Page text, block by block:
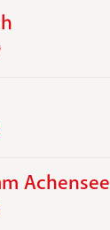
Achensee